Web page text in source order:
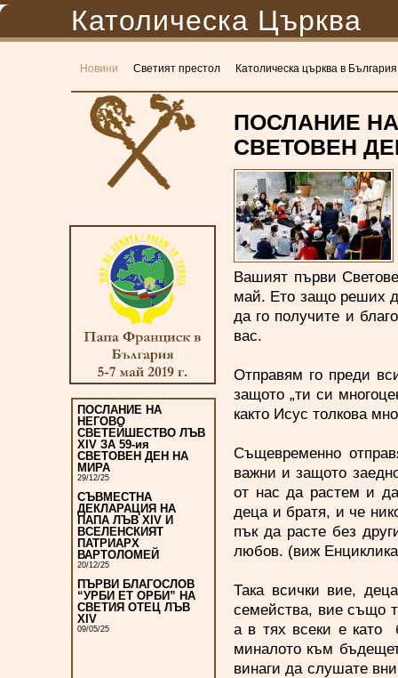
Католическа Църква
Новини Светият престол Католическа църква в България
ПОСЛАНИЕ НА
НЕГОВО
СВЕТЕЙШЕСТВО ЛЪВ
XIV ЗА 59-ия
СВЕТОВЕН ДЕН НА
МИРА
29/12/25
СЪВМЕСТНА
ДЕКЛАРАЦИЯ НА
ПАПА ЛЪВ XIV И
ВСЕЛЕНСКИЯТ
ПАТРИАРХ
ВАРТОЛОМЕЙ
20/12/25
ПЪРВИ БЛАГОСЛОВ
“УРБИ ЕТ ОРБИ” НА
СВЕТИЯ ОТЕЦ ЛЪВ
XIV
09/05/25
ПОСЛАНИЕ
СВЕТОВЕН
Вашият първи
май. Ето защо реших
да го получите и
вас.
Отправям го преди
защото „ти си
както Исус толкова
Същевременно
важни и защото
от нас да растем и
деца и братя, и че
пък да расте без
любов. (виж
Така всички вие,
семейства, вие също
а в тях всеки е като
миналото към
винаги да слушате